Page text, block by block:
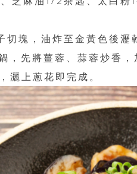
切塊，油炸至金黃色後瀝
，先將薑蓉、蒜蓉炒香，
灑上蔥花即完成。